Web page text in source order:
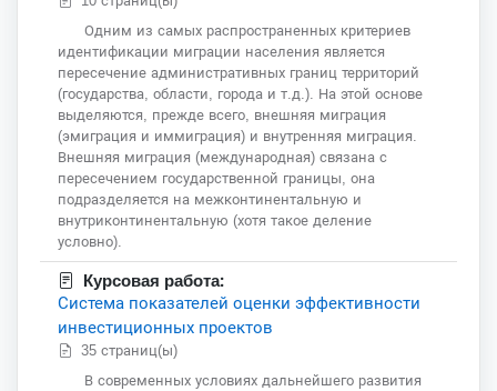
Одним из самых распространенных критериев
идентификации миграции населения является
пересечение административных границ территорий
(государства, области, города и т.д.). На этой основе
выделяются, прежде всего, внешняя миграция
(эмиграция и иммиграция) и внутренняя миграция.
Внешняя миграция (международная) связана с
пересечением государственной границы, она
подразделяется на межконтинентальную и
внутриконтинентальную (хотя такое деление
условно).
Курсовая работа:
Система показателей оценки эффективности
инвестиционных проектов
35 страниц(ы)
В современных условиях дальнейшего развития